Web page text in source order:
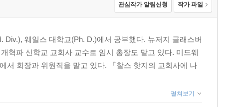
관심작가 알림신청 작가 파일
웨일스 대학교(Ph. D.)에서 공부했다. 뉴저지 글래스버
혁파 신학교 교회사 교수로 임시 총장도 맡고 있다. 미드웨
서 회장과 위원직을 맡고 있다. 『찰스 핫지의 교회사에 나
펼쳐보기